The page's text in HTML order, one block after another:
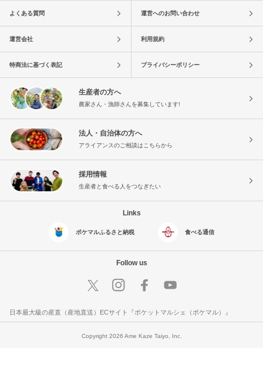
よくある質問 運営へのお問い合わせ
運営会社 利用規約
特商法に基づく表記 プライバシーポリシー
生産者の方へ
農家さん・漁師さんを募集しています!
法人・自治体の方へ
アライアンスのご相談はこちらから
採用情報
生産者と食べる人をつなぎたい
Links
ポケマルふるさと納税 食べる通信
Follow us
日本最大級の産直（産地直送）ECサイト『ポケットマルシェ（ポケマル）』
Copyright 2026 Ame Kaze Taiyo, Inc.